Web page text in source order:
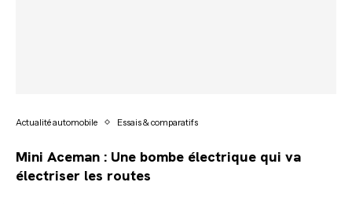
Actualité automobile Essais & comparatifs
Mini Aceman : Une bombe électrique qui va
électriser les routes